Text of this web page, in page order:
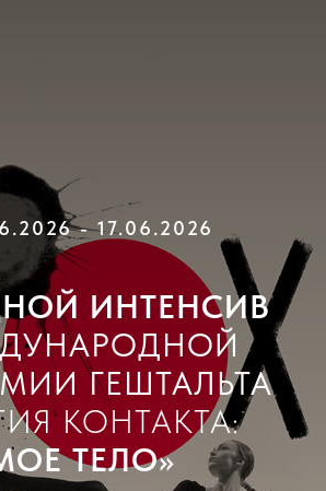
- 17.06.2026
ИНТЕНСИВ
ГЕШТАЛЬТА
КОНТАКТА:
ТЕЛО»